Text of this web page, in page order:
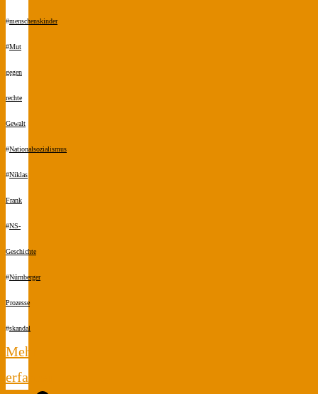
#menschenskinder
#Mut
gegen
rechte
Gewalt
#Nationalsozialismus
#Niklas
Frank
#NS-
Geschichte
#Nürnberger
Prozesse
#skandal
Mehr
erfahren